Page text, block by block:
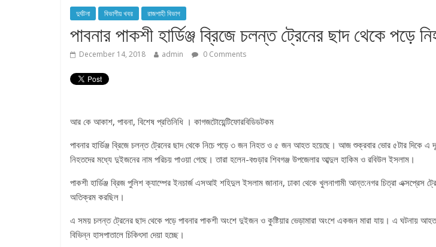
দুর্ঘটনা বিভাগীয় খবর রাজশাহী বিভাগ
পাবনার পাকশী হার্ডিঞ্জ ব্রিজে চলন্ত ট্রেনের ছাদ থেকে
December 14, 2018 admin 0 Comments
আর কে আকাশ, পাবনা, বিশেষ প্রতিনিধি । কাগজটোয়েন্টিফোরবিডিডটকম
পাবনার হার্ডিঞ্জ ব্রিজে চলন্ত ট্রেনের ছাদ থেকে নিচে পড়ে ৩ জন নিহত ও ৫ জন আহত হয়েছে। আজ শুক্রবার ভোর ৫টার দিকে এ
নিহতদের মধ্যে দুইজনের নাম পরিচয় পাওয়া গেছে। তারা হলেন-বগুড়ার শিবগঞ্জ উপজেলার আব্দুল হাকিম ও রবিউল ইসলাম।
পাকশী হার্ডিঞ্জ ব্রিজ পুলিশ ক্যাম্পের ইনচার্জ এসআই শহিদুল ইসলাম জানান, ঢাকা থেকে খুলনাগামী আন্ত:নগর চিত্রা এক্সপ্রেস
অতিক্রম করছিল।
এ সময় চলন্ত ট্রেনের ছাদ থেকে পড়ে পাবনার পাকশী অংশে দুইজন ও কুষ্টিয়ার ভেড়ামারা অংশে একজন মারা যায়। এ ঘটনায়
বিভিন্ন হাসপাতালে চিকিৎসা দেয়া হচ্ছে।